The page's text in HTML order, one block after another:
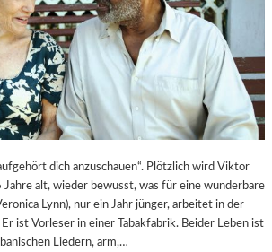
dich anzuschauen“. Plötzlich wird Viktor
alt, wieder bewusst, was für eine wunderbare
Lynn), nur ein Jahr jünger, arbeitet in der
ist Vorleser in einer Tabakfabrik. Beider Leben ist
Liedern, arm,…